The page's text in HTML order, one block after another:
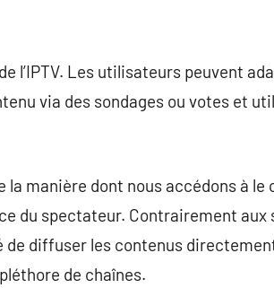
l’IPTV. Les utilisateurs peuvent
via des sondages ou votes et
la manière dont nous accédons à
du spectateur. Contrairement aux
diffuser les contenus
de chaînes.